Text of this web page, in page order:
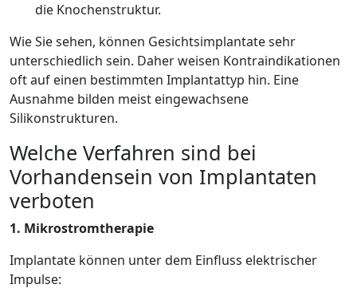
die Knochenstruktur.
Wie Sie sehen, können Gesichtsimplantate sehr
unterschiedlich sein. Daher weisen Kontraindikationen
oft auf einen bestimmten Implantattyp hin. Eine
Ausnahme bilden meist eingewachsene
Silikonstrukturen.
Welche Verfahren sind bei
Vorhandensein von Implantaten
verboten
1. Mikrostromtherapie
Implantate können unter dem Einfluss elektrischer
Impulse: